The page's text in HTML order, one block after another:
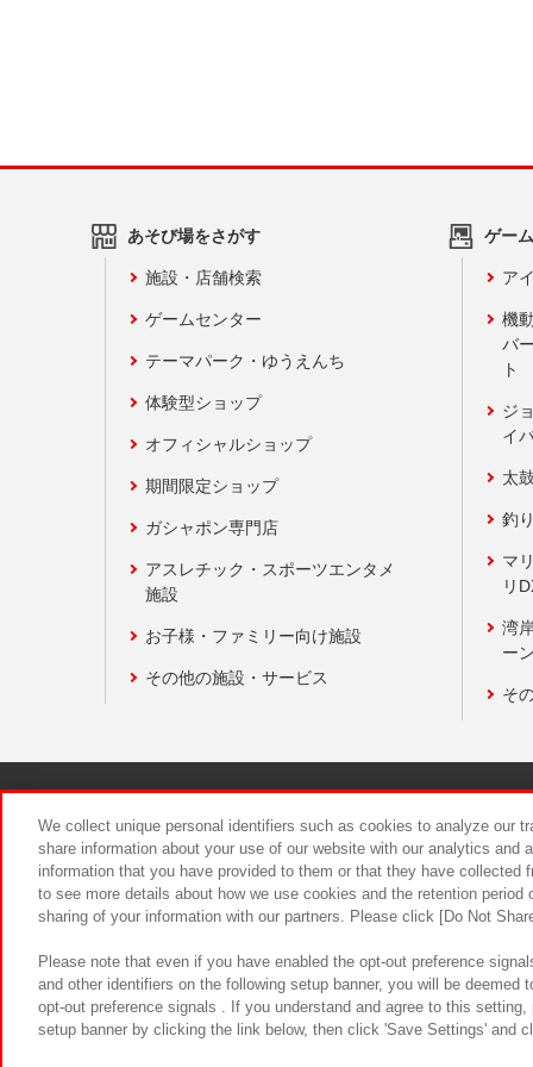
あそび場をさがす
施設・店舗検索
ゲームセンター
テーマパーク・ゆうえんち
体験型ショップ
オフィシャルショップ
期間限定ショップ
ガシャポン専門店
アスレチック・スポーツエンタメ
施設
お子様・ファミリー向け施設
その他の施設・サービス
ゲー
ア
機
バ
ト
ジ
イ
太
釣
マ
リ
湾
ー
そ
食品のご
We collect unique personal identifiers such as cookies to analyze our
share information about your use of our website with our analytics and
information that you have provided to them or that they have
to see more details about how we use cookies and the retention
sharing of your information with our partners. Please click [Do Not
Please note that even if you have enabled the opt-out preference
and other identifiers on the following setup banner, you will be
opt-out preference signals . If you understand and agree to this
setup banner by clicking the link below, then click 'Save Settings' and